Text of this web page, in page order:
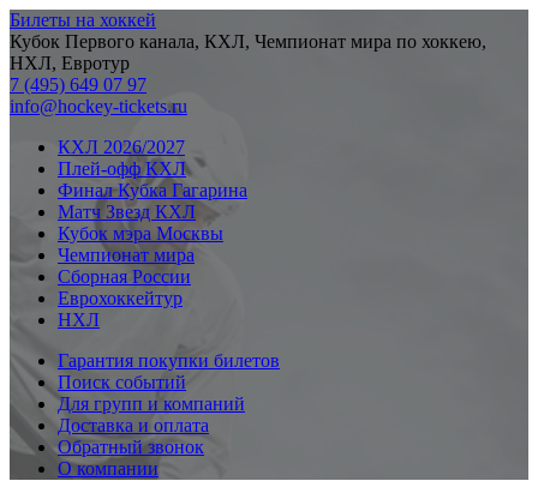
Билеты на хоккей
Кубок Первого канала, КХЛ, Чемпионат мира по хоккею,
НХЛ, Евротур
7 (495) 649 07 97
info@hockey-tickets.ru
КХЛ 2026/2027
Плей-офф КХЛ
Финал Кубка Гагарина
Матч Звезд КХЛ
Кубок мэра Москвы
Чемпионат мира
Сборная России
Еврохоккейтур
НХЛ
Гарантия покупки билетов
Поиск событий
Для групп и компаний
Доставка и оплата
Обратный звонок
О компании